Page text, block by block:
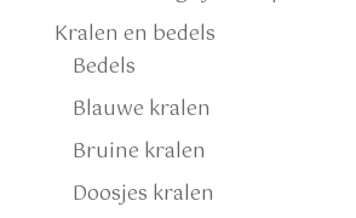
Kralen en bedels
Bedels
Blauwe kralen
Bruine kralen
Doosjes kralen